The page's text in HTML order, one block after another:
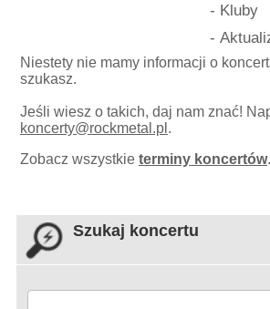
- Kluby
-
Niestety nie mamy informacji o
szukasz.
Jeśli wiesz o takich, daj nam znać!
koncerty@rockmetal.pl .
Zobacz wszystkieterminy koncertów.
Szukaj koncertu